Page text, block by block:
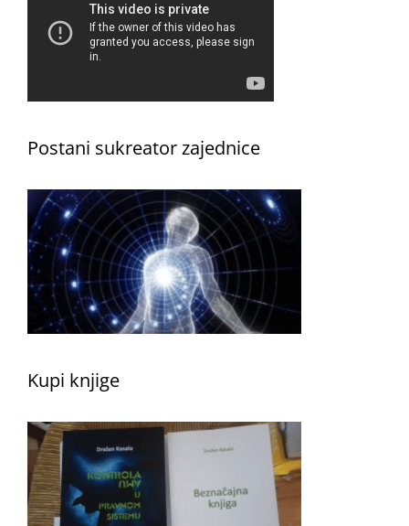
Postani sukreator zajednice
Kupi knjige